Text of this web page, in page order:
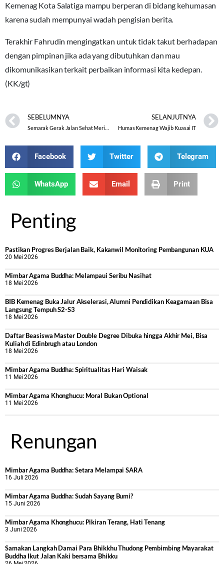
Kemenag Kota Salatiga mampu berperan di bidang kehumasan
karena sudah mempunyai wadah pengisian berita.
Terakhir Fahrudin mengingatkan untuk tidak takut berhadapan
dengan pimpinan jika ada yang dibutuhkan dan mau
dikomunikasikan terkait perbaikan informasi kita kedepan.
(KK/gt)
SEBELUMNYA SELANJUTNYA
Humas Kemenag Wajib Kuasai IT
Facebook Twitter Telegram
WhatsApp Email Print
Penting
Pastikan Progres Berjalan Baik, Kakanwil Monitoring Pembangunan KUA
20 Mei 2026
Mimbar Agama Buddha: Melampaui Seribu Nasihat
18 Mei 2026
BIB Kemenag Buka Jalur Akselerasi, Alumni Pendidikan Keagamaan Bisa
Langsung Tempuh S2-S3
18 Mei 2026
Daftar Beasiswa Master Double Degree Dibuka hingga Akhir Mei, Bisa
Kuliah di Edinbrugh atau London
18 Mei 2026
Mimbar Agama Buddha: Spiritualitas Hari Waisak
11 Mei 2026
Mimbar Agama Khonghucu: Moral Bukan Optional
11 Mei 2026
Renungan
Mimbar Agama Buddha: Setara Melampai SARA
16 Juli 2026
Mimbar Agama Buddha: Sudah Sayang Bumi?
15 Juni 2026
Mimbar Agama Khonghucu: Pikiran Terang, Hati Tenang
3 Juni 2026
Samakan Langkah Damai Para Bhikkhu Thudong Pembimbing Mayarakat
Buddha Ikut Jalan Kaki bersama Bhikku